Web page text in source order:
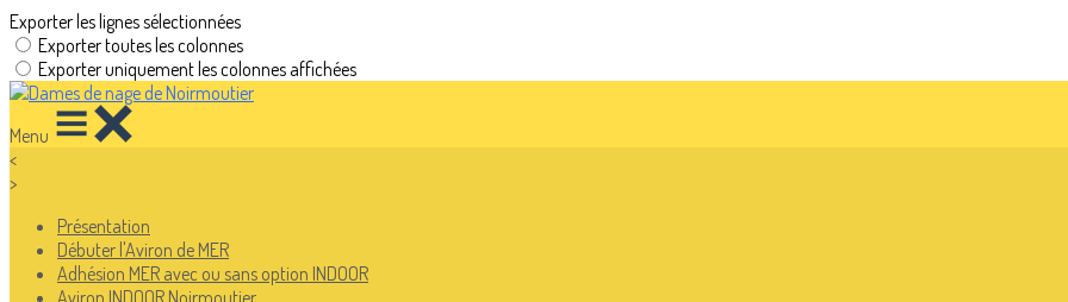
Exporter les lignes sélectionnées
Exporter toutes les colonnes
Exporter uniquement les colonnes affichées
Menu
<
>
Présentation
Débuter l'Aviron de MER
Adhésion MER avec ou sans option INDOOR
Aviron INDOOR Noirmoutier